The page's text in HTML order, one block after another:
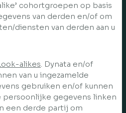
cohortgroepen op basis
van derden en/of om
diensten van derden aan u
alikes. Dynata en/of
van u ingezamelde
gebruiken en/of kunnen
persoonlijke gegevens linken
een derde partij om